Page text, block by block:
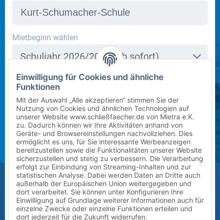
In dieser Schule stehen derzeit leider keine Schließfächer
zur Verfügung. Bitte kontaktieren Sie uns per E-Mail
aninfo@mietra.de.
Mietbeginn wählen
Schuljahr 2026/2027 (ab sofort)
Klasse wählen
Bitte wählen Sie die korrekte Klassenstufe im
kommenden Schuljahr.
5
Zusatz (Klasse a, b, c) wählen
?
Größe des Kindes (Erreichbarkeit des Schließfachs)
Bitte auswählen
Vor-/Nachname des Kindes
Einwilligung für Cookies und ähnliche
Funktionen
Mit der Auswahl „Alle akzeptieren“ stimmen Sie der
Nutzung von Cookies und ähnlichen Technologien auf
unserer Website www.schließfaecher.de von Mietra e.K.
zu. Dadurch können wir Ihre Aktivitäten anhand von
Geräte- und Browsereinstellungen nachvollziehen. Dies
ermöglicht es uns, für Sie interessante Werbeanzeigen
bereitzustellen sowie die Funktionalitäten unserer Website
sicherzustellen und stetig zu verbessern. Die Verarbeitung
erfolgt zur Einbindung von Streaming-Inhalten und zur
statistischen Analyse. Dabei werden Daten an Dritte auch
außerhalb der Europäischen Union weitergegeben und
dort verarbeitet. Sie können unter Konfigurieren Ihre
Einwilligung auf Grundlage weiterer Informationen auch für
einzelne Zwecke oder einzelne Funktionen erteilen und
dort jederzeit für die Zukunft widerrufen.